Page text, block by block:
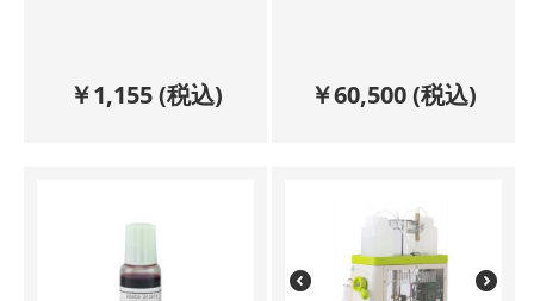
￥1,155(税込) ￥60,500(税込)